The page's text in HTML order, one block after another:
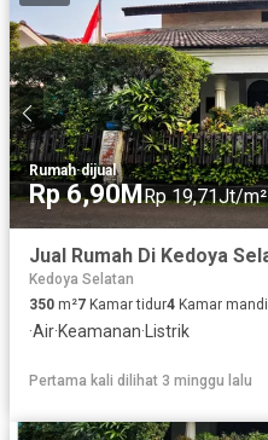
Rumah·dijual
Rp 6,90MRp 19,71Jt/m²
Kedoya Selatan
350 m²7 Kamar tidur4 Kamar mandi
·Air·Keamanan· Listrik
Pertama kali dilihat 3 minggu lalu